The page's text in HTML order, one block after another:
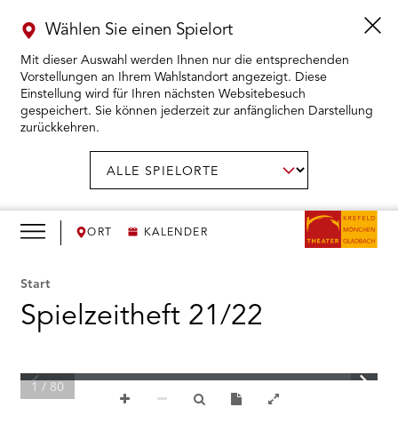
ORT KALENDER
Wählen Sie einen Spielort
Mit dieser Auswahl werden Ihnen nur die entsprechenden
Vorstellungen an Ihrem Wahlstandort angezeigt. Diese
Einstellung wird für Ihren nächsten Websitebesuch
gespeichert. Sie können jederzeit zur anfänglichen Darstellung
zurückkehren.
KARTENKAUF ÖFFNEN
WIR ÖFFNEN
BESUCH ÖFFNEN
Start
Spielzeitheft 21/22
1 / 80